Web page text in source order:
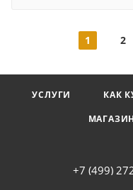
1 2
УСЛУГИ КАК
+7 (499)